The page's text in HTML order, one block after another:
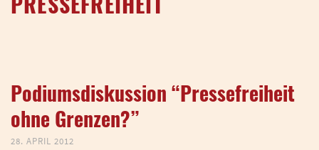
Podiumsdiskussion “Pressefreiheit
ohne Grenzen?”
28. APRIL 2012